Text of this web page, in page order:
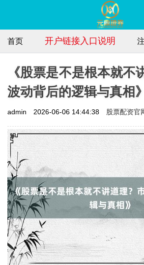
首页 开户链接入口说明
《股票是不是根本就不
波动背后的逻辑与真相》
admin 2026-06-06 14:44:38 股票配资官